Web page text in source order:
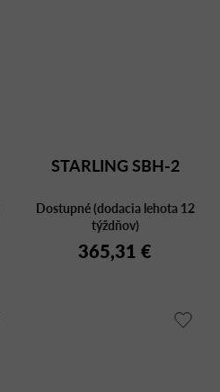
STARLING SBH-2
Dostupné (dodacia lehota 12
týždňov)
365,31 €